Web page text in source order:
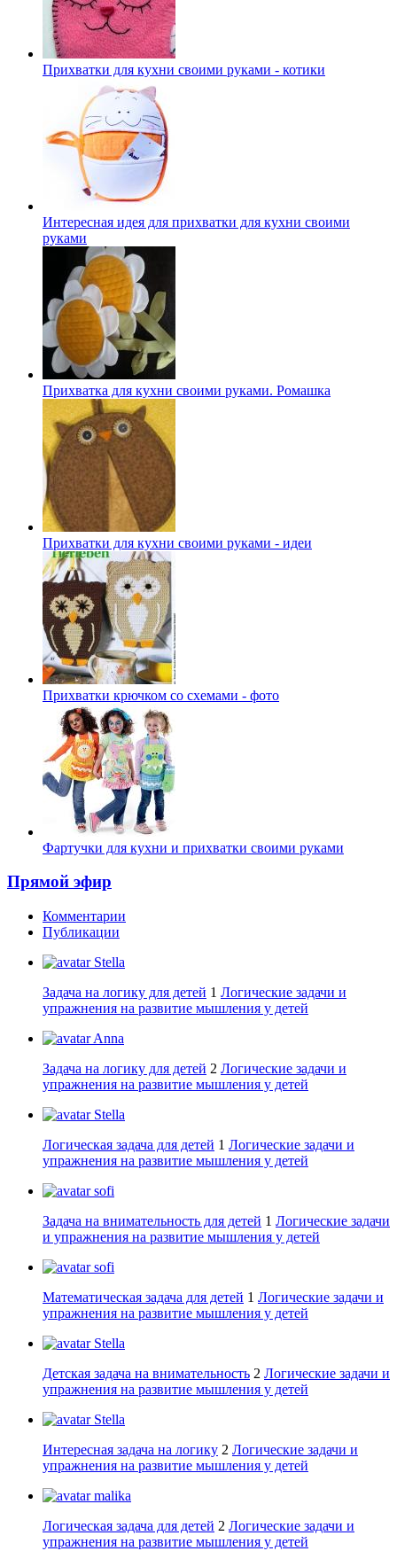
Прихватки для кухни своими руками - котики
Интересная идея для прихватки для кухни своими
руками
Прихватка для кухни своими руками. Ромашка
Прихватки для кухни своими руками - идеи
Прихватки крючком со схемами - фото
Фартучки для кухни и прихватки своими руками
Прямой эфир
Комментарии
Публикации
Stella
Задача на логику для детей 1 Логические задачи и
упражнения на развитие мышления у детей
Anna
Задача на логику для детей 2 Логические задачи и
упражнения на развитие мышления у детей
Stella
Логическая задача для детей 1 Логические задачи и
упражнения на развитие мышления у детей
sofi
Задача на внимательность для детей 1 Логические задачи
и упражнения на развитие мышления у детей
sofi
Математическая задача для детей 1 Логические задачи и
упражнения на развитие мышления у детей
Stella
Детская задача на внимательность 2 Логические задачи и
упражнения на развитие мышления у детей
Stella
Интересная задача на логику 2 Логические задачи и
упражнения на развитие мышления у детей
malika
Логическая задача для детей 2 Логические задачи и
упражнения на развитие мышления у детей